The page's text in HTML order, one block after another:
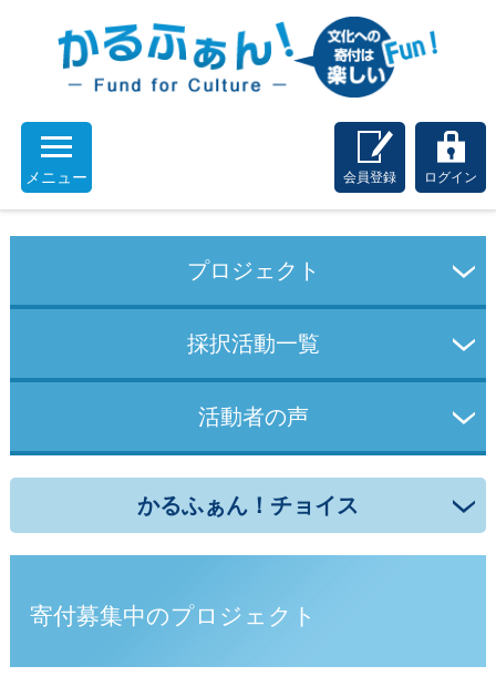
メニュー 会員登録 ログイン
プロジェクト
採択活動一覧
活動者の声
かるふぁん！チョイス
寄付募集中のプロジェクト